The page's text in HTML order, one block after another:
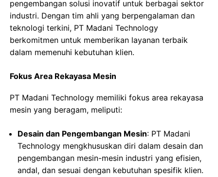
pengembangan solusi inovatif untuk berbagai sektor
industri. Dengan tim ahli yang berpengalaman dan
teknologi terkini, PT Madani Technology
berkomitmen untuk memberikan layanan terbaik
dalam memenuhi kebutuhan klien.
Fokus Area Rekayasa Mesin
PT Madani Technology memiliki fokus area rekayasa
mesin yang beragam, meliputi:
Desain dan Pengembangan Mesin: PT Madani
Technology mengkhususkan diri dalam desain dan
pengembangan mesin-mesin industri yang efisien,
andal, dan sesuai dengan kebutuhan spesifik klien.